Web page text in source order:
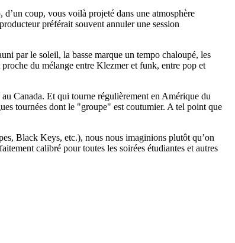
coup, vous voilà projeté dans une atmosphère
préférait souvent annuler une session
par le soleil, la basse marque un tempo chaloupé, les
du mélange entre Klezmer et funk, entre pop et
Canada. Et qui tourne régulièrement en Amérique du
tournées dont le "groupe" est coutumier. A tel point que
Black Keys, etc.), nous nous imaginions plutôt qu’on
calibré pour toutes les soirées étudiantes et autres